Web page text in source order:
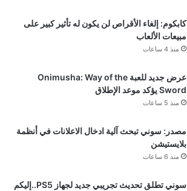
كابكوم: إلغاء الأقراص لن يكون له تأثير كبير على
مبيعات الألعاب
منذ 4 ساعات
عرض جديد للعبة Onimusha: Way of the
Sword يؤكد موعد الإطلاق
منذ 5 ساعات
مصدر: سوني تبحث آلية ادخال الاعلانات في أنظمة
بلايستيشن
منذ 6 ساعات
سوني تطلق تحديث تجريبي جديد لجهاز PS5..إليكم